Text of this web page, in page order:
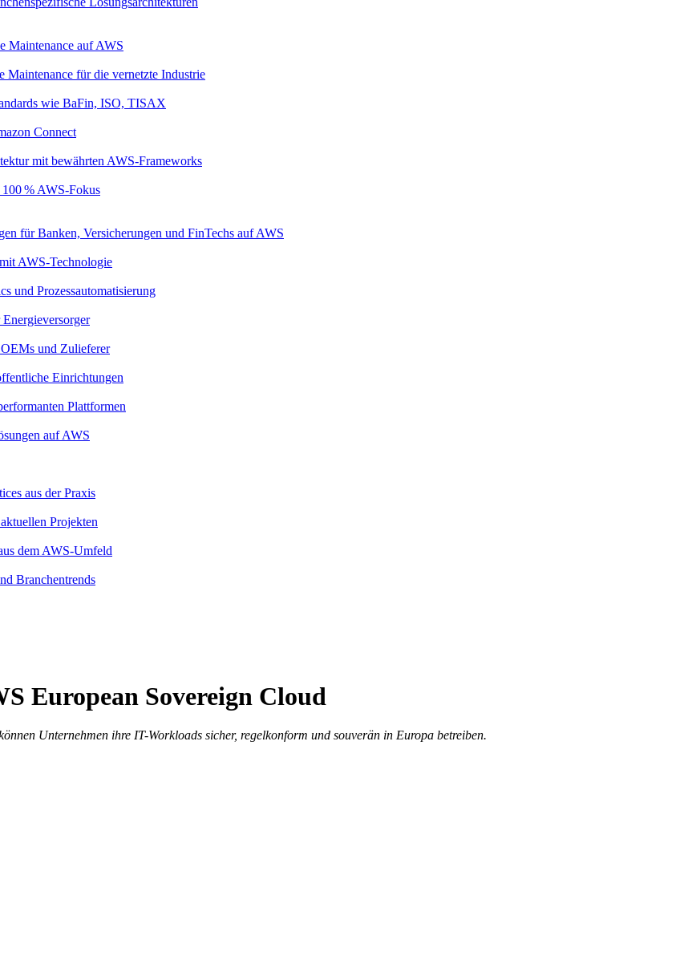
Maintenance auf AWS
für die vernetzte Industrie
wie BaFin, ISO, TISAX
Connect
mit bewährten AWS-Frameworks
% AWS-Fokus
für Banken, Versicherungen und FinTechs auf AWS
AWS-Technologie
und Prozessautomatisierung
und Zulieferer
Einrichtungen
Plattformen
auf AWS
aus der Praxis
Projekten
dem AWS-Umfeld
Branchentrends
European Sovereign Cloud
Unternehmen ihre IT-Workloads sicher, regelkonform und souverän in Europa betreiben.